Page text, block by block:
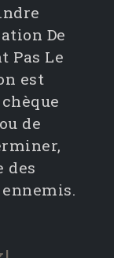
De
Pas Le
est
de
des